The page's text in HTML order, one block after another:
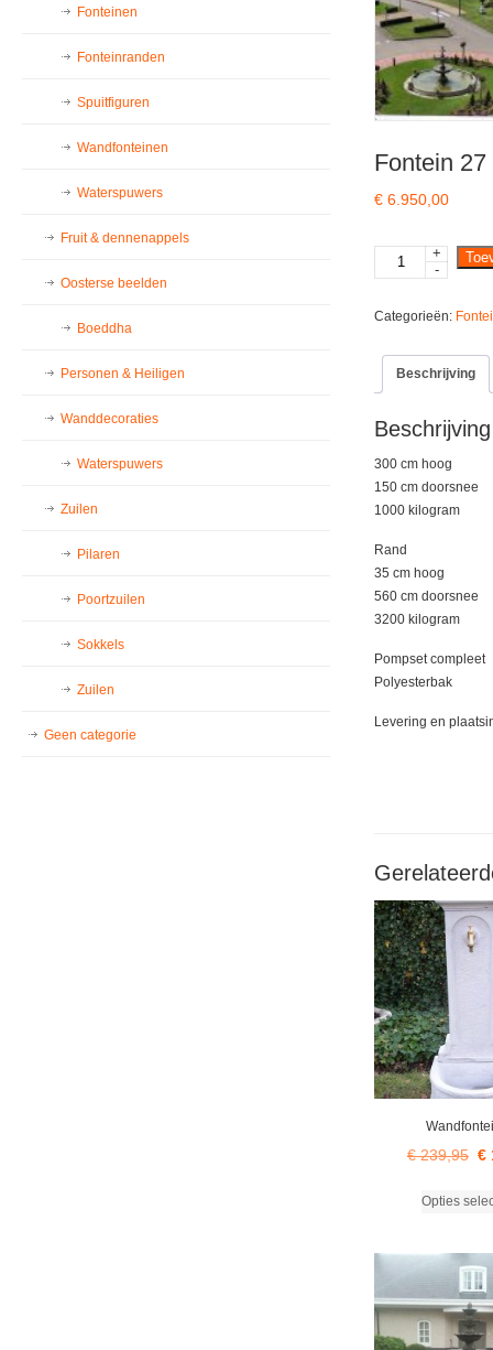
Fontein
€ 6.950,00
Fontein
27
109
+
-
Categorieën:
Beschrijving
Beschrijving
300 cm hoog
150 cm doorsnee
1000 kilogram
Rand
35 cm hoog
560 cm doorsnee
3200 kilogram
Pompset compleet
Polyesterbak
Levering en
€239,95 €
Opties
Fonteinen
Fonteinranden
Spuitfiguren
Wandfonteinen
Waterspuwers
Fruit & dennenappels
Oosterse beelden
Boeddha
Personen & Heiligen
Wanddecoraties
Waterspuwers
Zuilen
Pilaren
Poortzuilen
Sokkels
Zuilen
Geen categorie